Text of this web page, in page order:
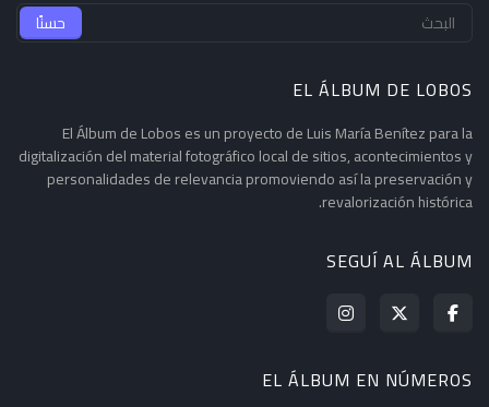
EL ÁLBUM DE LOBOS
El Álbum de Lobos es un proyecto de Luis María Benítez para la
digitalización del material fotográfico local de sitios, acontecimientos y
personalidades de relevancia promoviendo así la preservación y
revalorización histórica.
SEGUÍ AL ÁLBUM
EL ÁLBUM EN NÚMEROS